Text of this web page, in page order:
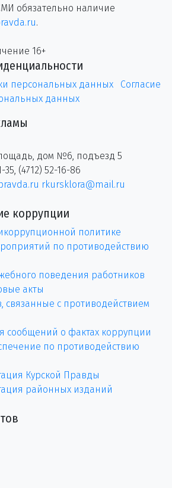
обязательно наличие
.
16+
персональных данных
Согласие
данных
дом №6, подъезд 5
35, (4712) 52-16-86
rkursklora@mail.ru
коррупции
политике
по противодействию
поведения работников
акты
связанные с противодействием
сообщений о фактах коррупции
по противодействию
Курской Правды
районных изданий